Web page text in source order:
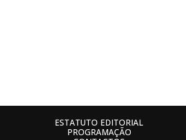
ESTATUTO EDITORIAL
PROGRAMAÇÃO